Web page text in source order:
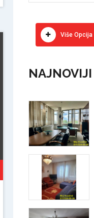
Više Opcija
NAJNOVIJI